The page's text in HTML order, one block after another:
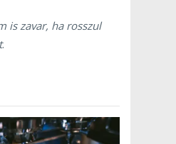
is zavar, ha rosszul
.